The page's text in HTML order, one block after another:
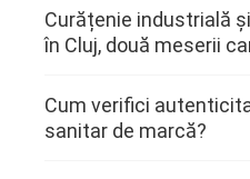
Curățenie industrială
în Cluj, două meserii
Cum verifici
sanitar de marcă?